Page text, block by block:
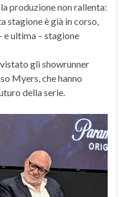
produzione non rallenta:
stagione è già in corso,
e ultima – stagione
gli showrunner
Myers, che hanno
della serie.